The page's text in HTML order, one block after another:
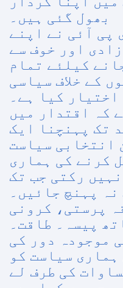
بھول گئی ہیں۔
پی آئی نے اپنے
اور خوف سے
کیلئے تمام
کے خلاف سیاسی
کیا ہے۔
کہ اقتدار میں
تک پہنچنا ایک
انتخابی سیاست
کرنے کی ہماری
رکتی جب تک
پہنچ جائیں۔
پرستی، کرونی
پیسہ۔ طاقت۔
موجودہ دور کی
سیاست کو
کی طرف لے